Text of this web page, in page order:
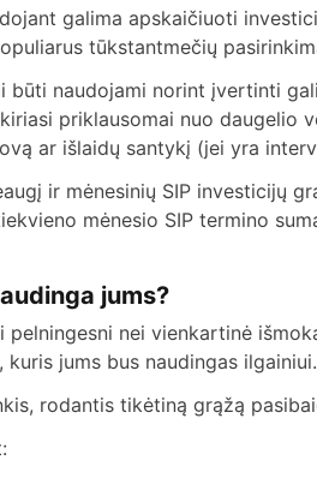
galima apskaičiuoti
tūkstantmečių
būti naudojami norint įvertinti
priklausomai nuo daugelio
ar išlaidų santykį (jei yra
ir mėnesinių SIP investicijų
mėnesio SIP termino
jums?
nei vienkartinė
jums bus naudingas ilgainiui.
rodantis tikėtiną grąžą